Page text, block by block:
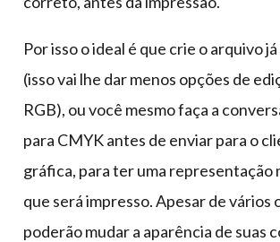
Por isso o ideal é que crie o arquivo
(isso vai lhe dar menos opções de
RGB), ou você mesmo faça a
para CMYK antes de enviar para o
gráfica, para ter uma representação
que será impresso. Apesar de
poderão mudar a aparência de suas